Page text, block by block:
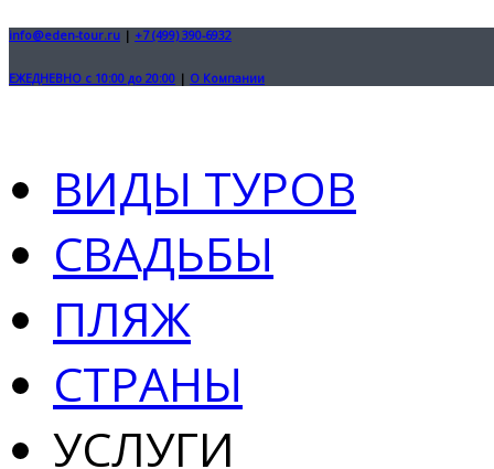
info@eden-tour.ru | +7 (499) 390-6932
ЕЖЕДНЕВНО с 10:00 до 20:00 | О Компании
ВИДЫ ТУРОВ
СВАДЬБЫ
ПЛЯЖ
СТРАНЫ
УСЛУГИ